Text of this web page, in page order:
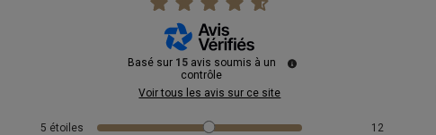
Basé sur 15 avis soumis à un
contrôle
Voir tous les avis sur ce site
5 étoiles
12